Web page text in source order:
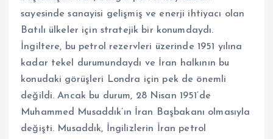
sayesinde sanayisi gelişmiş ve enerji ihtiyacı olan
Batılı ülkeler için stratejik bir konumdaydı.
İngiltere, bu petrol rezervleri üzerinde 1951 yılına
kadar tekel durumundaydı ve İran halkının bu
konudaki görüşleri Londra için pek de önemli
değildi. Ancak bu durum, 28 Nisan 1951’de
Muhammed Musaddık’ın İran Başbakanı olmasıyla
değişti. Musaddık, İngilizlerin İran petrol